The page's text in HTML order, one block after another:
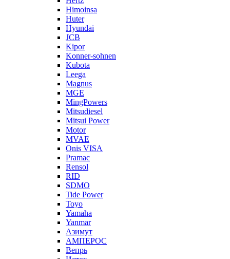
Himoinsa
Huter
Hyundai
JCB
Kipor
Konner-sohnen
Kubota
Leega
Magnus
MGE
MingPowers
Mitsudiesel
Mitsui Power
Motor
MVAE
Onis VISA
Pramac
Rensol
RID
SDMO
Tide Power
Toyo
Yamaha
Yanmar
Азимут
АМПЕРОС
Вепрь